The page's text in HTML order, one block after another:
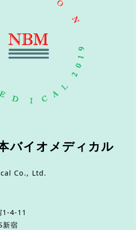
バイオメディカル
Co., Ltd.
1-4-11
新宿